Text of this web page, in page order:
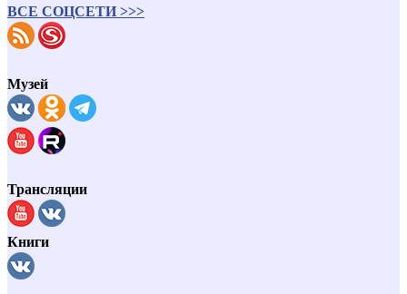
ВСЕ СОЦСЕТИ >>>
Музей
Трансляции
Книги